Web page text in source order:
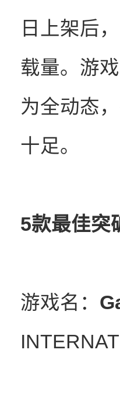
日上架后
载量。游
为全动态
十足。
5款最佳突
游戏名：